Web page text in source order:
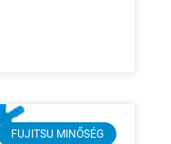
FUJITSU MINŐSÉG